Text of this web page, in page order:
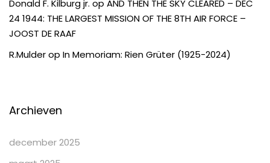
Donald F. Kilburg jr. op AND THEN THE SKY CLEARED – DEC
24 1944: THE LARGEST MISSION OF THE 8TH AIR FORCE –
JOOST DE RAAF
R.Mulderop In Memoriam: Rien Grüter (1925-2024)
Archieven
december 2025